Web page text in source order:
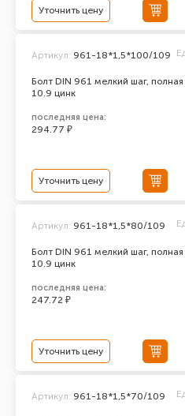
Уточнить цену
Болт DIN 961 мелкий шаг,
10.9 цинк
Артикул: 961-18*1,5*100/109
последняя цена:
294.77 ₽
Уточнить цену
Болт DIN 961 мелкий шаг,
10.9 цинк
Артикул: 961-18*1,5*80/109
последняя цена:
247.72 ₽
Уточнить цену
Артикул: 961-18*1,5*70/109